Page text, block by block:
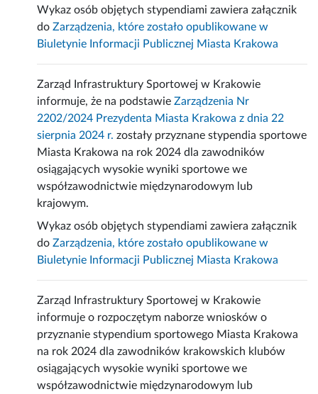
Wykaz osób objętych stypendiami zawiera załącznik
doZarządzenia, które zostało opublikowane w
Biuletynie Informacji Publicznej Miasta Krakowa
Zarząd Infrastruktury Sportowej w Krakowie
informuje, że na podstawieZarządzenia Nr
2202/2024 Prezydenta Miasta Krakowa z dnia 22
sierpnia 2024 r. zostały przyznane stypendia sportowe
Miasta Krakowa na rok 2024 dla zawodników
osiągających wysokie wyniki sportowe we
współzawodnictwie międzynarodowym lub
krajowym.
Wykaz osób objętych stypendiami zawiera załącznik
doZarządzenia, które zostało opublikowane w
Biuletynie Informacji Publicznej Miasta Krakowa
Zarząd Infrastruktury Sportowej w Krakowie
informuje o rozpoczętym naborze wniosków o
przyznanie stypendium sportowego Miasta Krakowa
na rok 2024 dla zawodników krakowskich klubów
osiągających wysokie wyniki sportowe we
współzawodnictwie międzynarodowym lub